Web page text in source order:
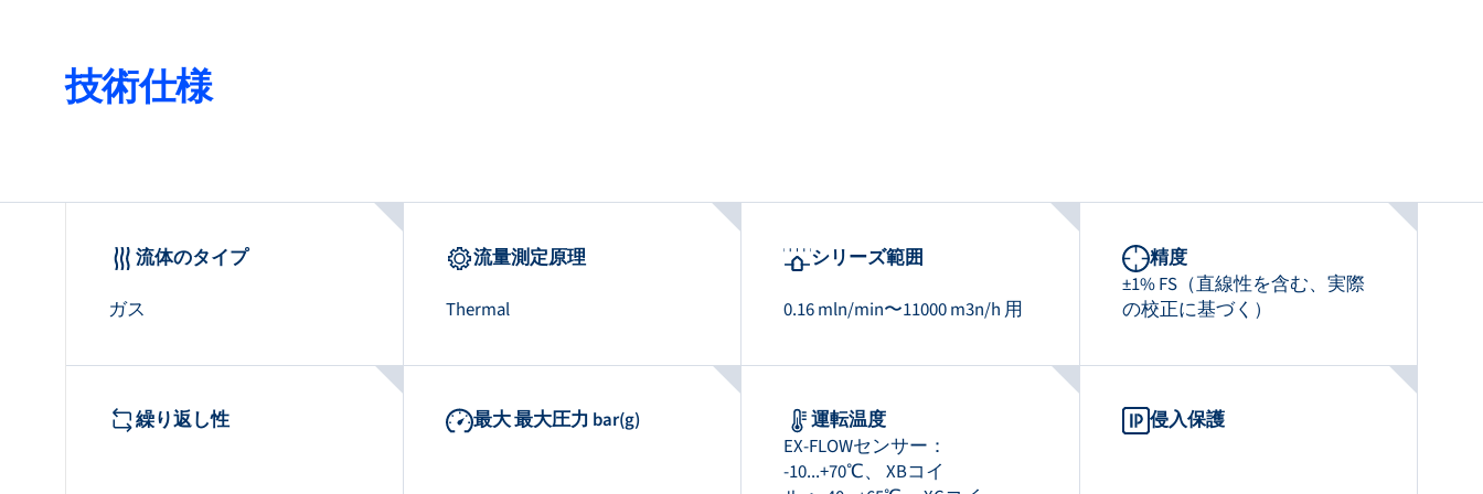
技術仕様
流体のタイプ
ガス
流量測定原理
Thermal
シリーズ範囲
0.16 mln/min〜11000 m3n/h 用
精度
±1% FS（直線性を含む、実際
の校正に基づく）
繰り返し性 最大 最大圧力 bar(g)
運転温度
EX-FLOWセンサー：
-10...+70℃、 XBコイ
侵入保護